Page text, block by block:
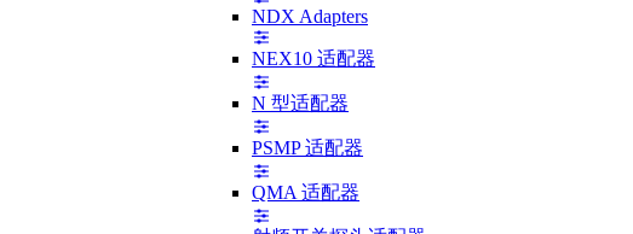
NDX Adapters
NEX10 适配器
N 型适配器
PSMP 适配器
QMA 适配器